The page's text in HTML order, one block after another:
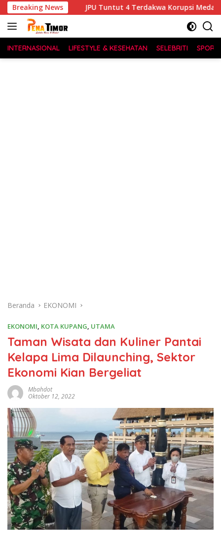
Langsung
ke
konten
Breaking NewsJPU Tuntut 4 Terdakwa Korupsi Medan Fashion
INTERNASIONAL LIFESTYLE & KESEHATAN SELEBRITI SPORT
Beranda EKONOMI
EKONOMI, KOTA KUPANG, UTAMA
Taman Wisata dan Kuliner Pantai
Kelapa Lima Dilaunching, Sektor
Ekonomi Kian Bergeliat
Mbahdot
Oktober 12, 2022